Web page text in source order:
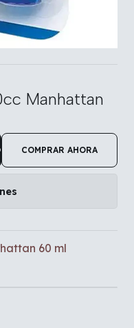
Manhattan
COMPRAR AHORA
60 ml